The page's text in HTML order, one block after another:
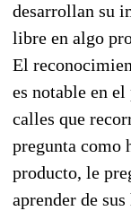
desarrollan su
libre en algo
El
es notable en
calles que
pregunta como
producto, le
aprender de